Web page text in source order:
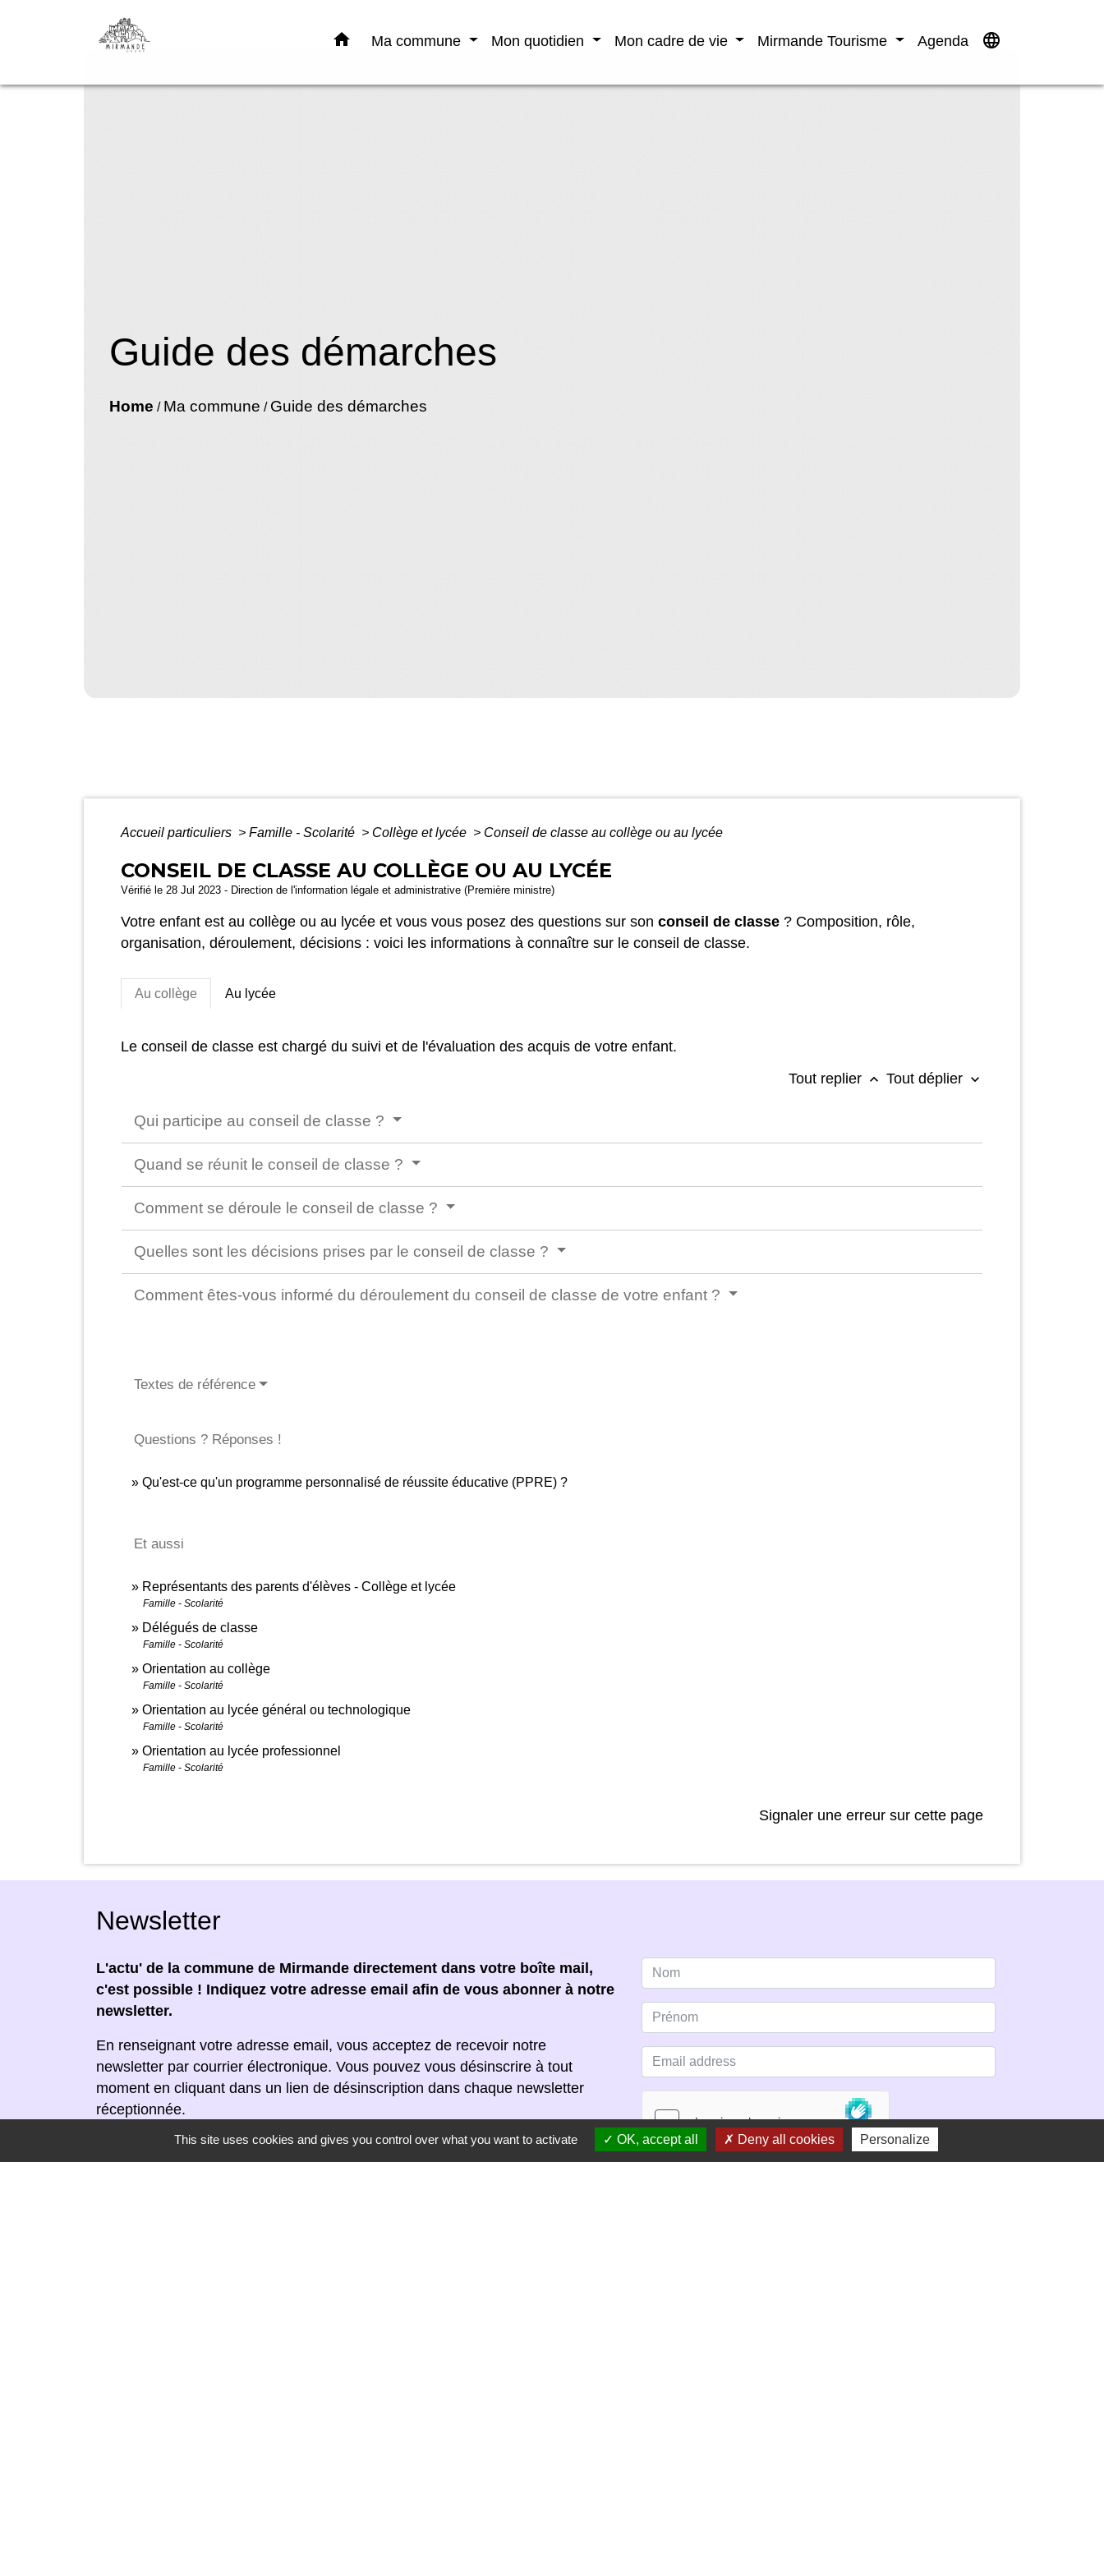
home Ma commune Mon quotidien Mon cadre de vie Mirmande Tourisme Agenda language
Guide des démarches
Home / Ma commune / Guide des démarches
Accueil particuliers > Famille - Scolarité > Collège et lycée > Conseil de classe au collège ou au lycée
CONSEIL DE CLASSE AU COLLÈGE OU AU LYCÉE
Vérifié le 28 Jul 2023 - Direction de l'information légale et administrative (Première ministre)
Votre enfant est au collège ou au lycée et vous vous posez des questions sur son conseil de classe ? Composition, rôle,
organisation, déroulement, décisions : voici les informations à connaître sur le conseil de classe.
Au collège Au lycée
Le conseil de classe est chargé du suivi et de l'évaluation des acquis de votre enfant.
Tout replier keyboard_arrow_up Tout déplier keyboard_arrow_down
Qui participe au conseil de classe ?
Quand se réunit le conseil de classe ?
Comment se déroule le conseil de classe ?
Quelles sont les décisions prises par le conseil de classe ?
Comment êtes-vous informé du déroulement du conseil de classe de votre enfant ?
Textes de référence
Questions ? Réponses !
Qu'est-ce qu'un programme personnalisé de réussite éducative (PPRE) ?
Et aussi
Représentants des parents d'élèves - Collège et lycée
Famille - Scolarité
Délégués de classe
Famille - Scolarité
Orientation au collège
Famille - Scolarité
Orientation au lycée général ou technologique
Famille - Scolarité
Orientation au lycée professionnel
Famille - Scolarité
Signaler une erreur sur cette page
Newsletter
L'actu' de la commune de Mirmande directement dans votre boîte mail,
c'est possible ! Indiquez votre adresse email afin de vous abonner à notre
newsletter.
En renseignant votre adresse email, vous acceptez de recevoir notre
newsletter par courrier électronique. Vous pouvez vous désinscrire à tout
moment en cliquant dans un lien de désinscription dans chaque newsletter
réceptionnée.
This site uses cookies and gives you control over what you want to activate OK, accept all Deny all cookies Personalize